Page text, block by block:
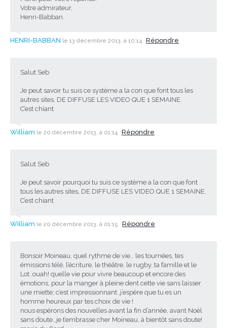
Votre admirateur,
Henri-Babban.
HENRI-BABBAN le 13 décembre 2013, à 10:14 Répondre
Salut Seb
Je peut savoir tu suis ce système a la con que font tous les
autres sites, DE DIFFUSE LES VIDEO QUE 1 SEMAINE.
C’est chiant
William le 20 décembre 2013, à 01:14 Répondre
Salut Seb
Je peut savoir pourquoi tu suis ce système a la con que font
tous les autres sites, DE DIFFUSE LES VIDEO QUE 1 SEMAINE.
C’est chiant
William le 20 décembre 2013, à 01:15 Répondre
Bonsoir Moineau, quel rythme de vie… les tournées, tes
émissions télé, l’écriture, le théâtre, le rugby..ta famille et le
Lot..ouah! quelle vie pour vivre beaucoup et encore des
émotions, pour la manger à pleine dent cette vie sans laisser
une miette; c’est impressionnant..j’espère que tu es un
homme heureux par tes choix de vie !
nous espérons des nouvelles avant la fin d’année, avant Noël
sans doute…je t’embrasse cher Moineau, à bientôt sans doute!